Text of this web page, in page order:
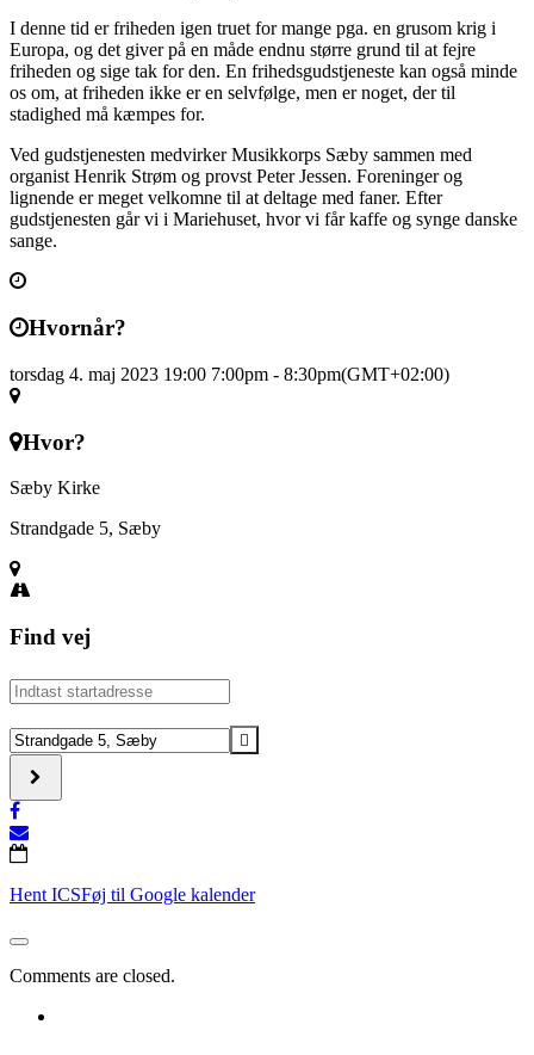
I denne tid er friheden igen truet for mange pga. en grusom krig i
Europa, og det giver på en måde endnu større grund til at fejre
friheden og sige tak for den. En frihedsgudstjeneste kan også minde
os om, at friheden ikke er en selvfølge, men er noget, der til
stadighed må kæmpes for.
Ved gudstjenesten medvirker Musikkorps Sæby sammen med
organist Henrik Strøm og provst Peter Jessen. Foreninger og
lignende er meget velkomne til at deltage med faner. Efter
gudstjenesten går vi i Mariehuset, hvor vi får kaffe og synge danske
sange.
Hvornår?
torsdag 4. maj 2023 19:00 7:00pm - 8:30pm(GMT+02:00)
Hvor?
Sæby Kirke
Strandgade 5, Sæby
Find vej
Address
-
Frihedsgudstjeneste
–
Sæby
Kirke
–
Musikkorps
Sæby
Destination
Address
Frihedsgudstjeneste
–
Sæby
Kirke
–
Musikkorps
[]
Hent ICSFøj til Google kalender
Comments are closed.